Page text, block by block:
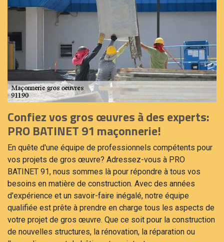
Confiez vos gros œuvres à des experts:
PRO BATINET 91 maçonnerie!
En quête d'une équipe de professionnels compétents pour
vos projets de gros œuvre? Adressez-vous à PRO
BATINET 91, nous sommes là pour répondre à tous vos
besoins en matière de construction. Avec des années
d'expérience et un savoir-faire inégalé, notre équipe
qualifiée est prête à prendre en charge tous les aspects de
votre projet de gros œuvre. Que ce soit pour la construction
de nouvelles structures, la rénovation, la réparation ou